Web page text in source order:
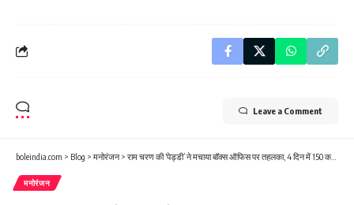
Leave a Comment
boleindia.com > Blog > मनोरंजन> राम चरण की ‘पेड्डी’ ने मचाया बॉक्स ऑफिस पर तहलका, 4 दिन में 150 करोड़ से ज्यादा कमाई
मनोरंजन